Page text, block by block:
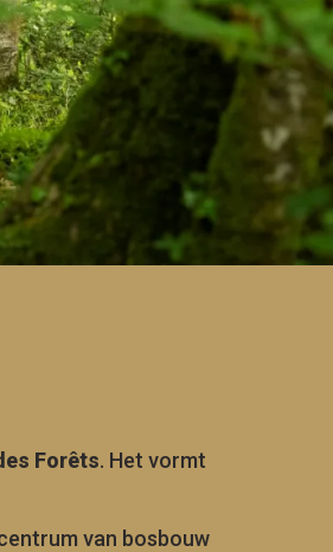
Forêts. Het vormt
van bosbouw